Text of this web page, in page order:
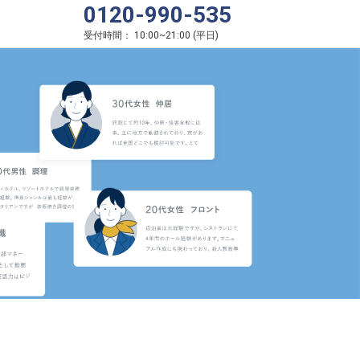
0120-990-535
受付時間： 10:00~21:00 (平日 )